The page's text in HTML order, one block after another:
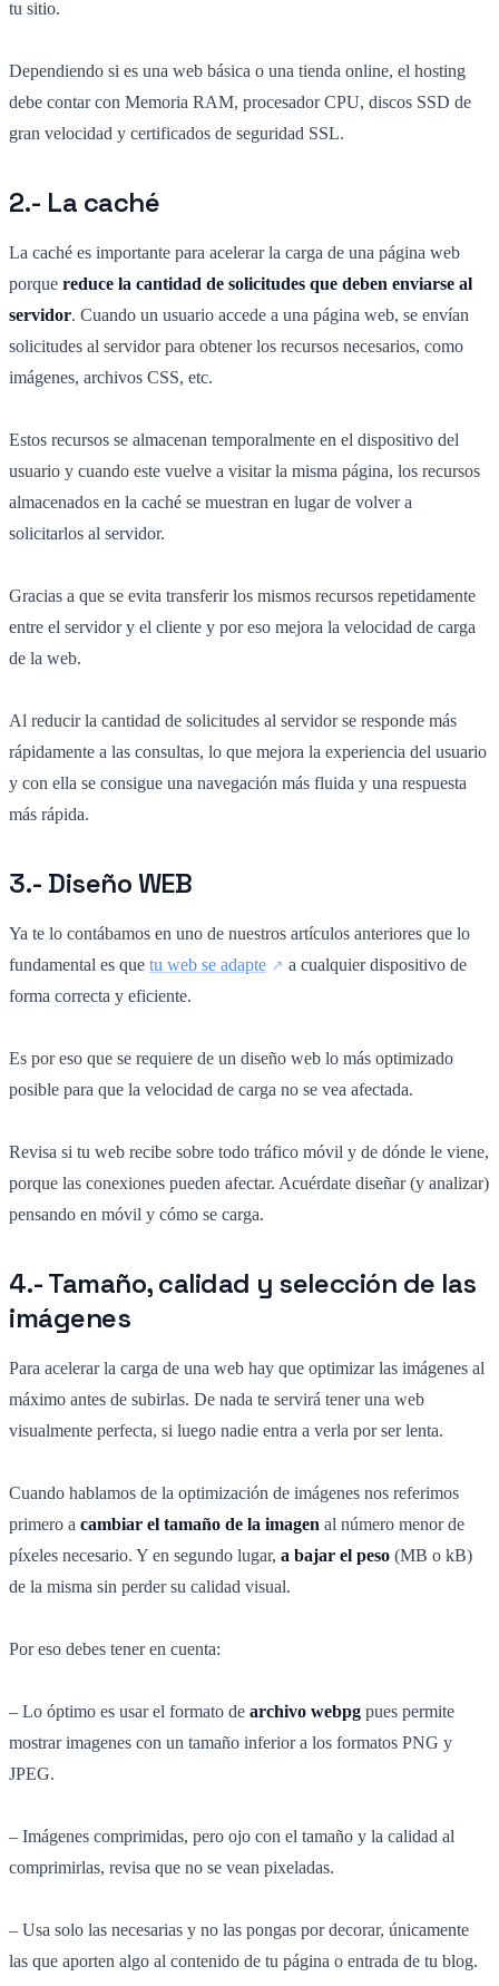
tu sitio.
Dependiendo si es una web básica o una tienda online, el hosting
debe contar con Memoria RAM, procesador CPU, discos SSD de
gran velocidad y certificados de seguridad SSL.
2.- La caché
La caché es importante para acelerar la carga de una página web
porque reduce la cantidad de solicitudes que deben enviarse al
servidor. Cuando un usuario accede a una página web, se envían
solicitudes al servidor para obtener los recursos necesarios, como
imágenes, archivos CSS, etc.
Estos recursos se almacenan temporalmente en el dispositivo del
usuario y cuando este vuelve a visitar la misma página, los recursos
almacenados en la caché se muestran en lugar de volver a
solicitarlos al servidor.
Gracias a que se evita transferir los mismos recursos repetidamente
entre el servidor y el cliente y por eso mejora la velocidad de carga
de la web.
Al reducir la cantidad de solicitudes al servidor se responde más
rápidamente a las consultas, lo que mejora la experiencia del usuario
y con ella se consigue una navegación más fluida y una respuesta
más rápida.
3.- Diseño WEB
Ya te lo contábamos en uno de nuestros artículos anteriores que lo
fundamental es que tu web se adapte
a cualquier dispositivo de
forma correcta y eficiente.
Es por eso que se requiere de un diseño web lo más optimizado
posible para que la velocidad de carga no se vea afectada.
Revisa si tu web recibe sobre todo tráfico móvil y de dónde le viene,
porque las conexiones pueden afectar. Acuérdate diseñar (y analizar)
pensando en móvil y cómo se carga.
4.- Tamaño, calidad y selección de las
imágenes
Para acelerar la carga de una web hay que optimizar las imágenes al
máximo antes de subirlas. De nada te servirá tener una web
visualmente perfecta, si luego nadie entra a verla por ser lenta.
Cuando hablamos de la optimización de imágenes nos referimos
primero a cambiar el tamaño de la imagen al número menor de
píxeles necesario. Y en segundo lugar, a bajar el peso (MB o kB)
de la misma sin perder su calidad visual.
Por eso debes tener en cuenta:
– Lo óptimo es usar el formato de archivo webpg pues permite
mostrar imagenes con un tamaño inferior a los formatos PNG y
JPEG.
– Imágenes comprimidas, pero ojo con el tamaño y la calidad al
comprimirlas, revisa que no se vean pixeladas.
– Usa solo las necesarias y no las pongas por decorar, únicamente
las que aporten algo al contenido de tu página o entrada de tu blog.